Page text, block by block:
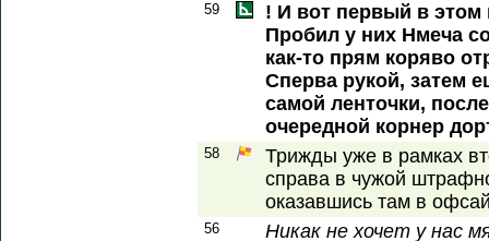
59
! И вот первый в
Пробил у них Нмеча
как-то прям коряво
Сперва рукой, затем
самой ленточки,
очередной корнер
58
Трижды уже в рамках
справа в чужой
оказавшись там в
56
Никак не хочет у нас